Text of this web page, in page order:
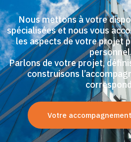
Nous mettons à votre
spécialisées et nous vous
les aspects de votre projet
personnel.
Parlons de votre projet,
construisons
Votre